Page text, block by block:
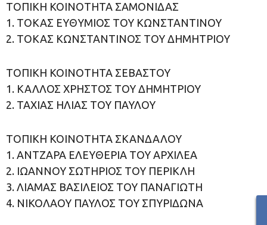
ΤΟΠΙΚΗ ΚΟΙΝΟΤΗΤΑ ΣΑΜΟΝΙΔΑΣ
1. ΤΟΚΑΣ ΕΥΘΥΜΙΟΣ ΤΟΥ ΚΩΝΣΤΑΝΤΙΝΟΥ
2. ΤΟΚΑΣ ΚΩΝΣΤΑΝΤΙΝΟΣ ΤΟΥ ΔΗΜΗΤΡΙΟΥ
ΤΟΠΙΚΗ ΚΟΙΝΟΤΗΤΑ ΣΕΒΑΣΤΟΥ
1. ΚΑΛΛΟΣ ΧΡΗΣΤΟΣ ΤΟΥ ΔΗΜΗΤΡΙΟΥ
2. ΤΑΧΙΑΣ ΗΛΙΑΣ ΤΟΥ ΠΑΥΛΟΥ
ΤΟΠΙΚΗ ΚΟΙΝΟΤΗΤΑ ΣΚΑΝΔΑΛΟΥ
1. ΑΝΤΖΑΡΑ ΕΛΕΥΘΕΡΙΑ ΤΟΥ ΑΡΧΙΛΕΑ
2. ΙΩΑΝΝΟΥ ΣΩΤΗΡΙΟΣ ΤΟΥ ΠΕΡΙΚΛΗ
3. ΛΙΑΜΑΣ ΒΑΣΙΛΕΙΟΣ ΤΟΥ ΠΑΝΑΓΙΩΤΗ
4. ΝΙΚΟΛΑΟΥ ΠΑΥΛΟΣ ΤΟΥ ΣΠΥΡΙΔΩΝΑ